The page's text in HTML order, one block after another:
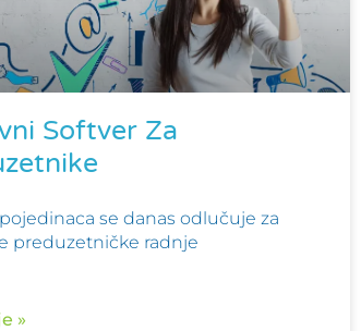
Softver Za
se danas odlučuje za
preduzetničke radnje
»